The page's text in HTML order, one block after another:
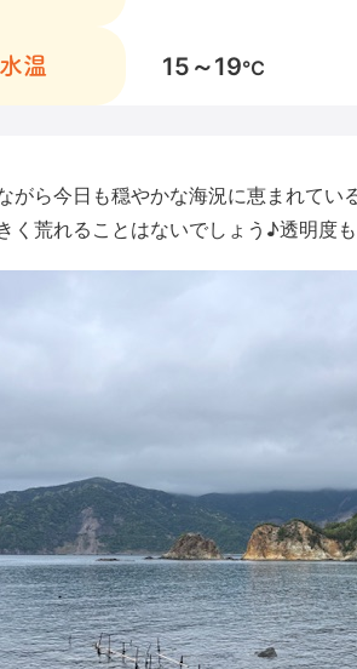
水温 15～19℃
がら今日も穏やかな海況に恵まれて
く荒れることはないでしょう♪透明度